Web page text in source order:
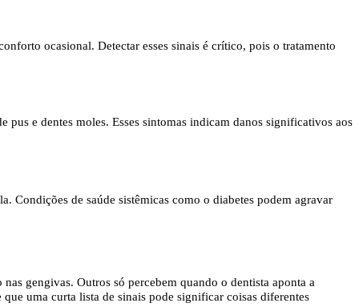
ocasional. Detectar esses sinais é crítico, pois o tratamento
e dentes moles. Esses sintomas indicam danos significativos aos
Condições de saúde sistêmicas como o diabetes podem agravar
gengivas. Outros só percebem quando o dentista aponta a
uma curta lista de sinais pode significar coisas diferentes